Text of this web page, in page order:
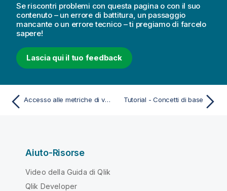
Se riscontri problemi con questa pagina o con il suo
contenuto – un errore di battitura, un passaggio
mancante o un errore tecnico – ti pregiamo di farcelo
sapere!
Lascia qui il tuo feedback
Accesso alle metriche di visualizzazione e utilizzo Tutorial - Concetti di base
Aiuto-Risorse
Video della Guida di Qlik
Qlik Developer